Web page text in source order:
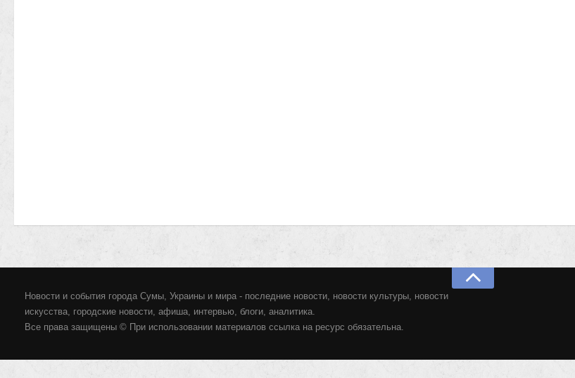
Новости и события города Сумы, Украины и мира - последние новости, новости культуры, новости
искусства, городские новости, афиша, интервью, блоги, аналитика.
Все права защищены © При использовании материалов ссылка на ресурс обязательна.